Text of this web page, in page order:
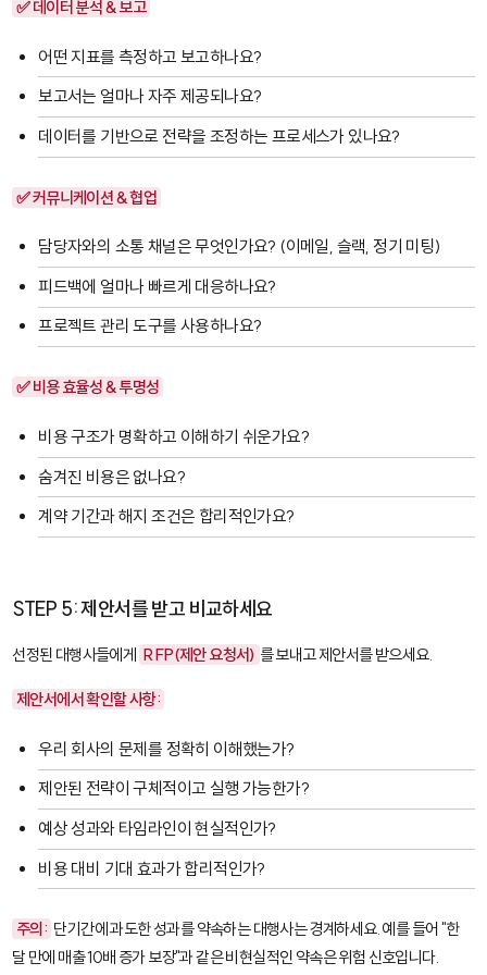
✅ 데이터 분석 & 보고
어떤 지표를 측정하고 보고하나요?
보고서는 얼마나 자주 제공되나요?
데이터를 기반으로 전략을 조정하는 프로세스가 있나요?
✅ 커뮤니케이션 & 협업
담당자와의 소통 채널은 무엇인가요? (이메일, 슬랙, 정기 미팅)
피드백에 얼마나 빠르게 대응하나요?
프로젝트 관리 도구를 사용하나요?
✅ 비용 효율성 & 투명성
비용 구조가 명확하고 이해하기 쉬운가요?
숨겨진 비용은 없나요?
계약 기간과 해지 조건은 합리적인가요?
STEP 5: 제안서를 받고 비교하세요
선정된 대행사들에게 RFP(제안 요청서) 를 보내고 제안서를 받으세요.
제안서에서 확인할 사항:
우리 회사의 문제를 정확히 이해했는가?
제안된 전략이 구체적이고 실행 가능한가?
예상 성과와 타임라인이 현실적인가?
비용 대비 기대 효과가 합리적인가?
주의: 단기간에 과도한 성과를 약속하는 대행사는 경계하세요. 예를 들어 "한
달 만에 매출 10배 증가 보장"과 같은 비현실적인 약속은 위험 신호입니다.